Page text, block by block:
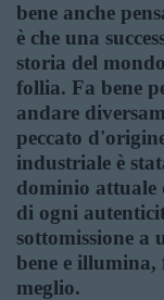
bene anche
è che una
storia del
follia. Fa bene
andare
peccato
industriale è
dominio attuale
di ogni
sottomissione a
bene e
meglio.